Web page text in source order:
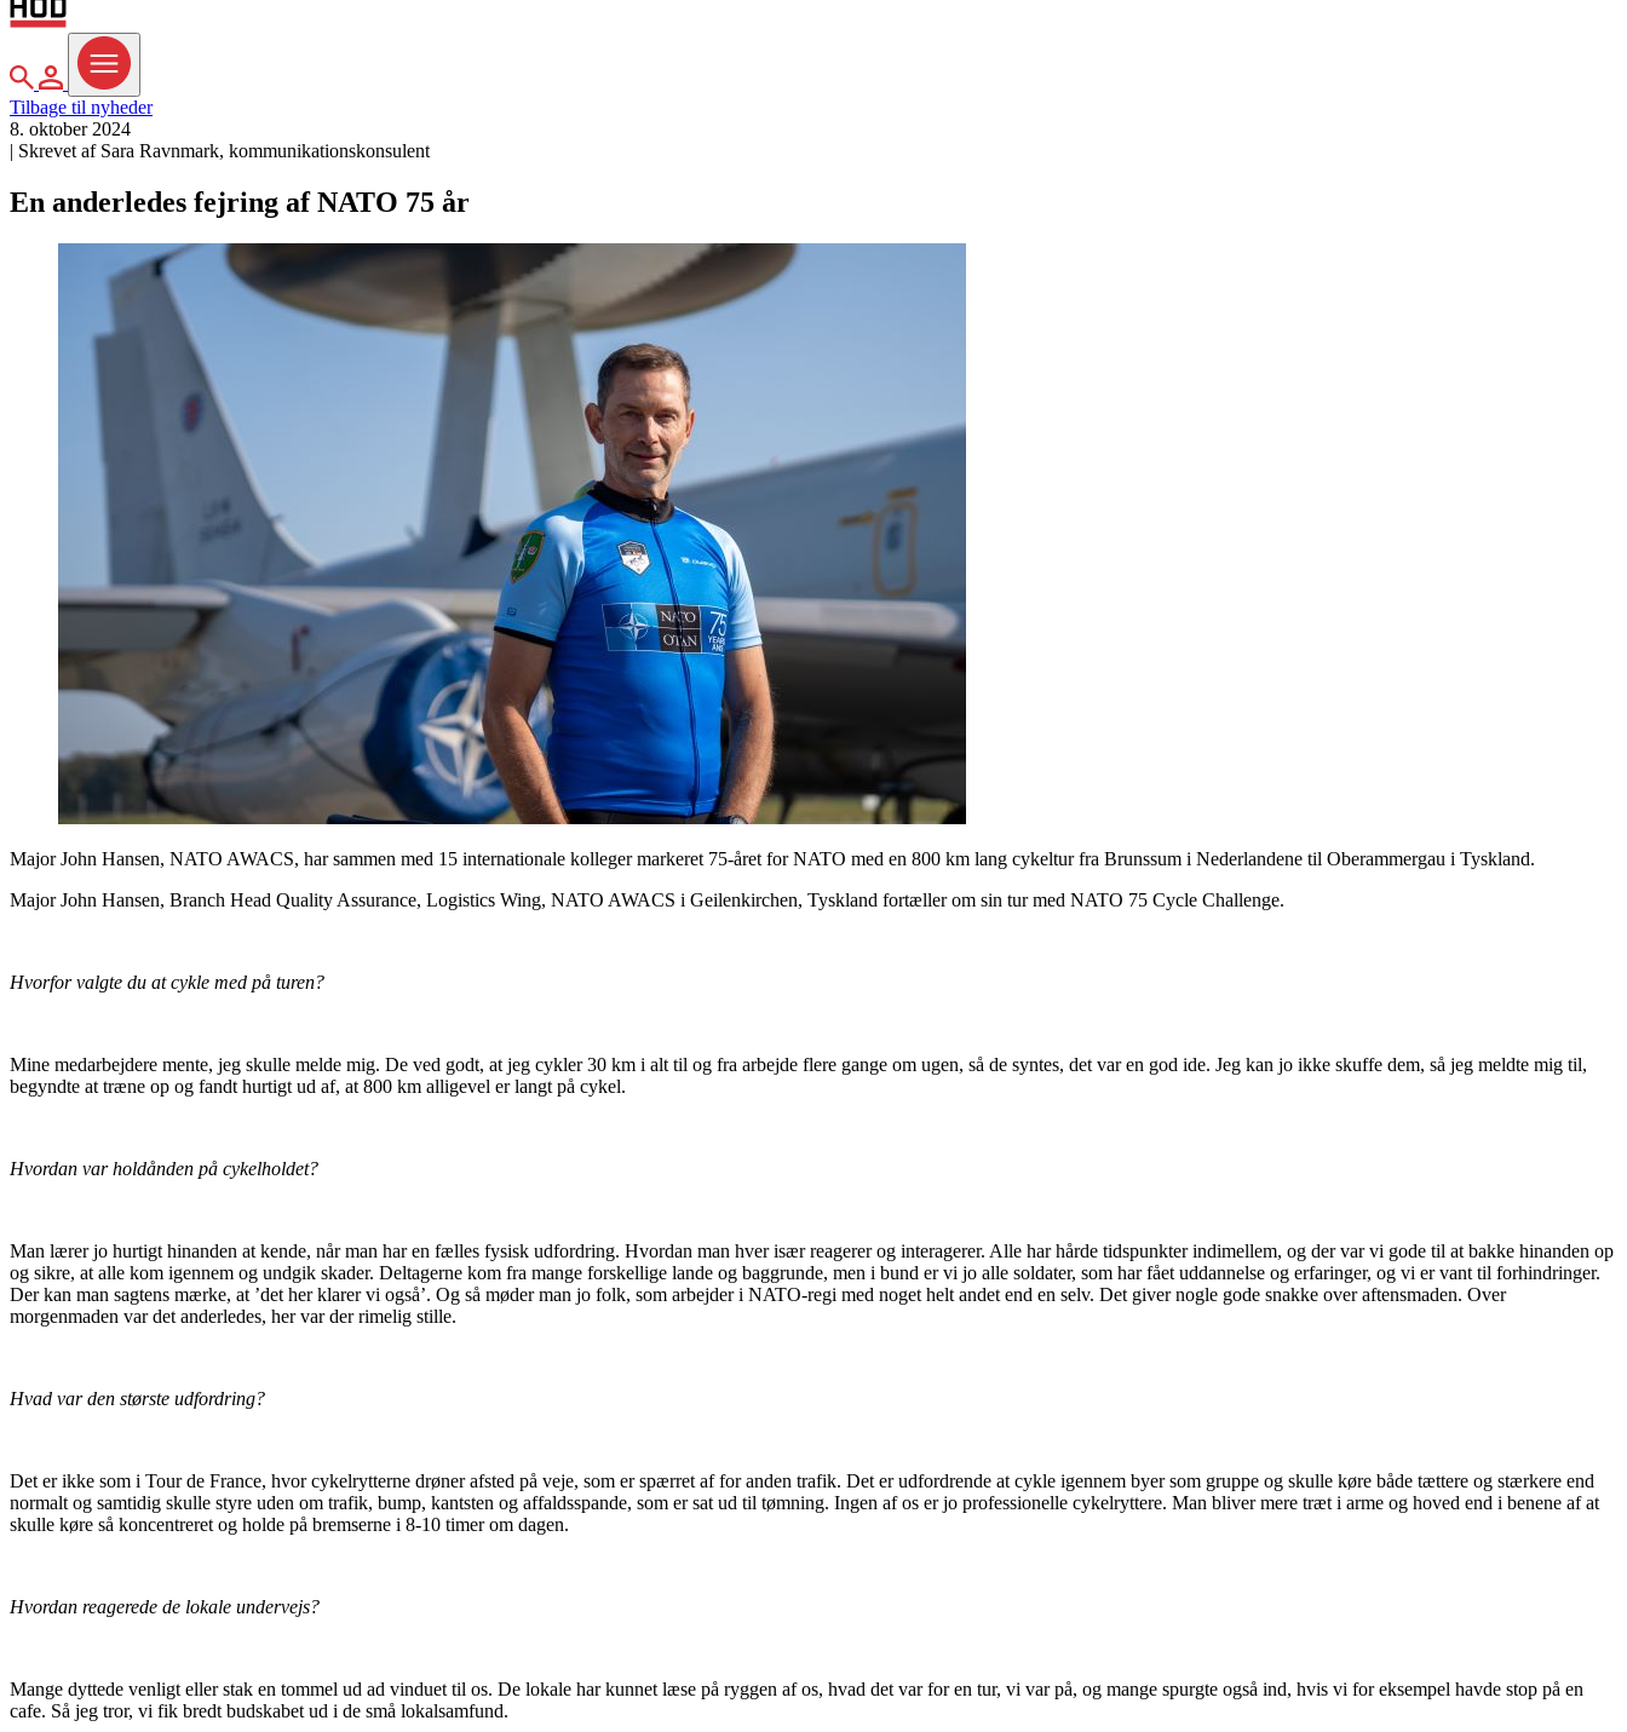
MitHOD
Menu
Tilbage til nyheder
8. oktober 2024
| Skrevet af Sara Ravnmark, kommunikationskonsulent
En anderledes fejring af NATO 75 år
Major John Hansen, NATO AWACS, har sammen med 15 internationale kolleger markeret 75-året for NATO med en 800 km lang cykeltur fra Brunssum i Nederlandene til Oberammergau i Tyskland.
Major John Hansen, Branch Head Quality Assurance, Logistics Wing, NATO AWACS i Geilenkirchen, Tyskland fortæller om sin tur med NATO 75 Cycle Challenge.
Hvorfor valgte du at cykle med på turen?
Mine medarbejdere mente, jeg skulle melde mig. De ved godt, at jeg cykler 30 km i alt til og fra arbejde flere gange om ugen, så de syntes, det var en god ide. Jeg kan jo ikke skuffe dem, så jeg meldte mig til,
begyndte at træne op og fandt hurtigt ud af, at 800 km alligevel er langt på cykel.
Hvordan var holdånden på cykelholdet?
Man lærer jo hurtigt hinanden at kende, når man har en fælles fysisk udfordring. Hvordan man hver især reagerer og interagerer. Alle har hårde tidspunkter indimellem, og der var vi gode til at bakke hinanden op
og sikre, at alle kom igennem og undgik skader. Deltagerne kom fra mange forskellige lande og baggrunde, men i bund er vi jo alle soldater, som har fået uddannelse og erfaringer, og vi er vant til forhindringer.
Der kan man sagtens mærke, at ’det her klarer vi også’. Og så møder man jo folk, som arbejder i NATO-regi med noget helt andet end en selv. Det giver nogle gode snakke over aftensmaden. Over
morgenmaden var det anderledes, her var der rimelig stille.
Hvad var den største udfordring?
Det er ikke som i Tour de France, hvor cykelrytterne drøner afsted på veje, som er spærret af for anden trafik. Det er udfordrende at cykle igennem byer som gruppe og skulle køre både tættere og stærkere end
normalt og samtidig skulle styre uden om trafik, bump, kantsten og affaldsspande, som er sat ud til tømning. Ingen af os er jo professionelle cykelryttere. Man bliver mere træt i arme og hoved end i benene af at
skulle køre så koncentreret og holde på bremserne i 8-10 timer om dagen.
Hvordan reagerede de lokale undervejs?
Mange dyttede venligt eller stak en tommel ud ad vinduet til os. De lokale har kunnet læse på ryggen af os, hvad det var for en tur, vi var på, og mange spurgte også ind, hvis vi for eksempel havde stop på en
cafe. Så jeg tror, vi fik bredt budskabet ud i de små lokalsamfund.